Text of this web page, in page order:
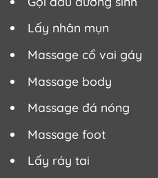
Lấy nhân mụn
Massage cổ vai gáy
Massage body
Massage đá nóng
Massage foot
Lấy ráy tai